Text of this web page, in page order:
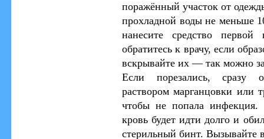
поражённый участок от
прохладной воды не меньше
нанесите средство
обратитесь к врачу, если
вскрывайте их — так можно
Если порезались, сразу
раствором марганцовки или
чтобы не попала
кровь будет идти долго и
стерильный бинт. Вызывайте